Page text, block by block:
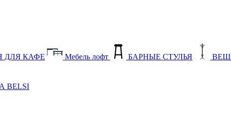
ДЛЯ КАФЕ Мебель лофт БАРНЫЕ СТУЛЬЯ
BELSI